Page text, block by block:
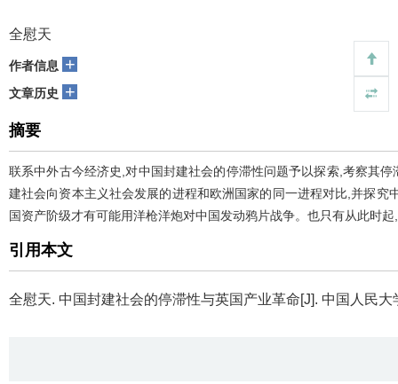
全慰天
作者信息 +
文章历史 +
摘要
联系中外古今经济史,对中国封建社会的停滞性问题予以探索,考察其
建社会向资本主义社会发展的进程和欧洲国家的同一进程对比,并探
国资产阶级才有可能用洋枪洋炮对中国发动鸦片战争。也只有从此时
引用本文
全慰天. 中国封建社会的停滞性与英国产业革命[J]. 中国人民大